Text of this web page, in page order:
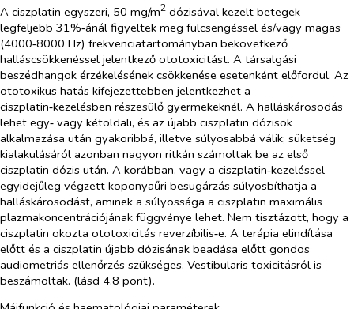
A ciszplatin egyszeri, 50 mg/m2 dózisával kezelt betegek
legfeljebb 31%‑ánál figyeltek meg fülcsengéssel és/vagy magas
(4000‑8000 Hz) frekvenciatartományban bekövetkező
halláscsökkenéssel jelentkező ototoxicitást. A társalgási
beszédhangok érzékelésének csökkenése esetenként előfordul. Az
ototoxikus hatás kifejezettebben jelentkezhet a
ciszplatin‑kezelésben részesülő gyermekeknél. A halláskárosodás
lehet egy‑ vagy kétoldali, és az újabb ciszplatin dózisok
alkalmazása után gyakoribbá, illetve súlyosabbá válik; süketség
kialakulásáról azonban nagyon ritkán számoltak be az első
ciszplatin dózis után. A korábban, vagy a ciszplatin‑kezeléssel
egyidejűleg végzett koponyaűri besugárzás súlyosbíthatja a
halláskárosodást, aminek a súlyossága a ciszplatin maximális
plazmakoncentrációjának függvénye lehet. Nem tisztázott, hogy a
ciszplatin okozta ototoxicitás reverzíbilis‑e. A terápia elindítása
előtt és a ciszplatin újabb dózisának beadása előtt gondos
audiometriás ellenőrzés szükséges. Vestibularis toxicitásról is
beszámoltak. (lásd 4.8 pont).